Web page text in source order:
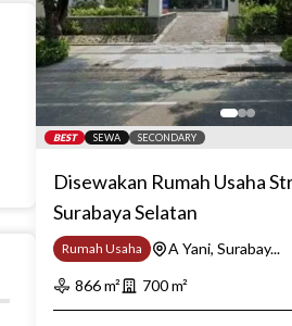
BEST SEWA SECONDARY
Disewakan Rumah Usaha
Surabaya Selatan
Rumah Usaha
A Yani, Surabay...
866m² 700m²